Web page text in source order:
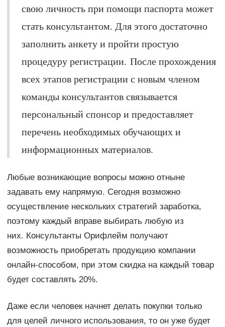
свою личность при помощи паспорта может
стать консультантом. Для этого достаточно
заполнить анкету и пройти простую
процедуру регистрации. После прохождения
всех этапов регистрации с новым членом
команды консультантов связывается
персональный спонсор и предоставляет
перечень необходимых обучающих и
информационных материалов.
Любые возникающие вопросы можно отныне
задавать ему напрямую. Сегодня возможно
осуществление нескольких стратегий заработка,
поэтому каждый вправе выбирать любую из
них. Консультанты Орифлейм получают
возможность приобретать продукцию компании
онлайн-способом, при этом скидка на каждый товар
будет составлять 20%.
Даже если человек начнет делать покупки только
для целей личного использования, то он уже будет